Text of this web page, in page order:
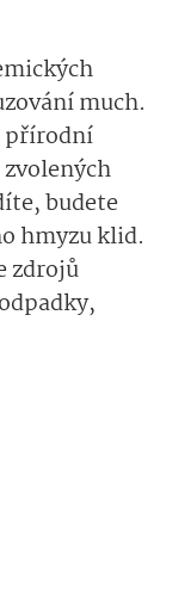
much.
přírodní
budete
hmyzu klid.
zdrojů